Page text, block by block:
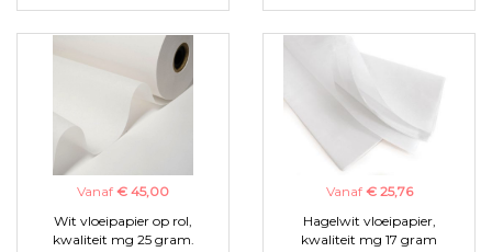
Vanaf € 45,00
Wit vloeipapier op rol,
kwaliteit mg 25 gram.
Vanaf € 25,76
Hagelwit vloeipapier,
kwaliteit mg 17 gram